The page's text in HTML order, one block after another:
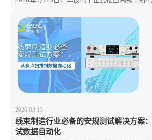
2026.03.13
线束制造行业必备的安规测试解决方案
试数据自动化